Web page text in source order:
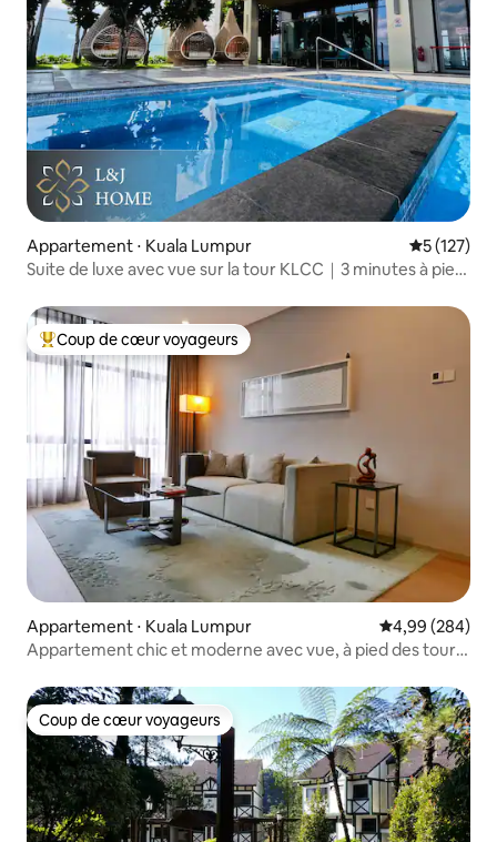
Appartement ⋅ Kuala Lumpur Évaluation
5 (127)
Suite de luxe avec vue sur la tour KLCC｜3 minutes à pied
Coups de cœur voyageurs les plus appréciés
Coup de cœur voyageurs
Appartement ⋅ Kuala Lumpur Évaluation
4,99 (284)
Appartement chic et moderne avec vue, à pied des tours
Coup de cœur voyageurs
Coup de cœur voyageurs